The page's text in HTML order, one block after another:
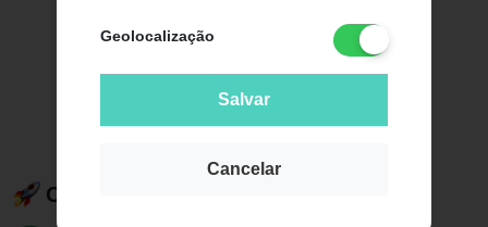
Geolocalização
Salvar
Cancelar
Compartilhe esse produto: